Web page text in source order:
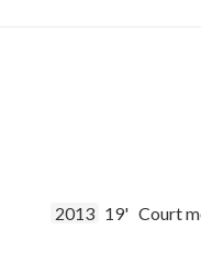
2013 19' Court